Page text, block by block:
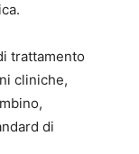
trattamento
cliniche,
di